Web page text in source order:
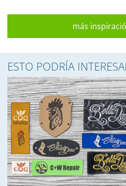
más
ESTO PODRÍA